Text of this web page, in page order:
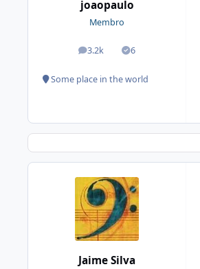
joaopaulo
Membro
3.2k
posts 6
Soluções
Some place in the world
Jaime Silva